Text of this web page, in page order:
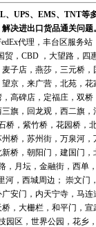
UPS、EMS、TNT
决进出口货品通关问题
代理 ， 丰台区服务站
贸，CBD ，大望路，
子店，燕莎，三元桥
京，来广营，北苑，
高碑店，定福庄，双
旗，回龙观，西二旗
，紫竹桥，花园桥
桥，苏州街，万泉河
桥，朝阳门，建国门
月坛，金融街，西
，西城周边； 崇文
安门，内天宁寺，马
，大栅栏，和平门，
区，世界公园，花